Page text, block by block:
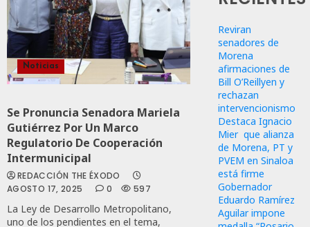
Noticias
Se Pronuncia Senadora Mariela
Gutiérrez Por Un Marco
Regulatorio De Cooperación
Intermunicipal
REDACCIÓN THE ÉXODO
AGOSTO 17, 2025
0 597
La Ley de Desarrollo Metropolitano,
uno de los pendientes en el tema,
Reviran
senadores de
Morena
afirmaciones de
Bill O’Reillyen y
rechazan
intervencionismo
Destaca Ignacio
Mier que alianza
de Morena, PT y
PVEM en Sinaloa
está firme
Gobernador
Eduardo Ramírez
Aguilar impone